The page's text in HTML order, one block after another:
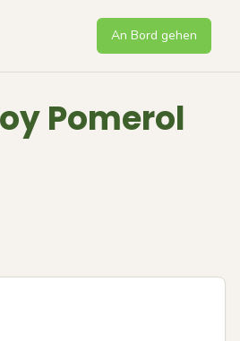
An Bord gehen
Pomerol